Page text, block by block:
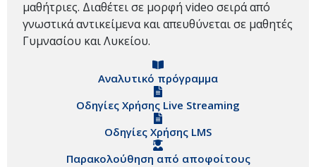
μαθήτριες. Διαθέτει σε μορφή video σειρά από
γνωστικά αντικείμενα και απευθύνεται σε μαθητές
Γυμνασίου και Λυκείου.
Αναλυτικό πρόγραμμα
Οδηγίες Χρήσης Live Streaming
Οδηγίες Χρήσης LMS
Παρακολούθηση από αποφοίτους